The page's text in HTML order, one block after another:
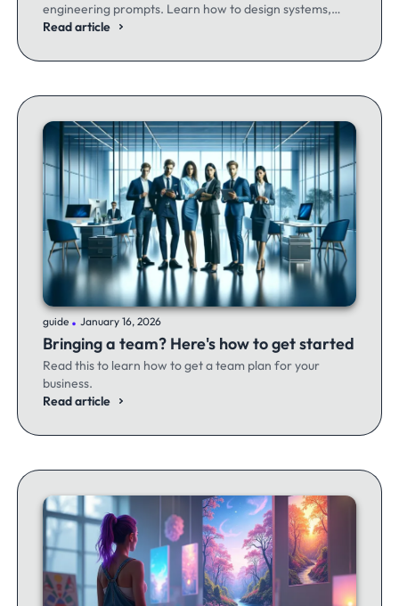
engineering prompts. Learn how to design systems,
optimize code, and build better software - whether
Read article
guide .January 16, 2026
Bringing a team? Here's how to get started
Read this to learn how to get a team plan for your
business.
Read article